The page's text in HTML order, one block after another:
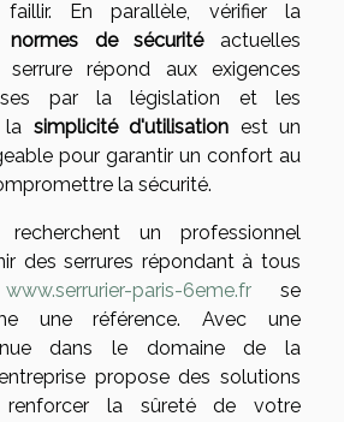
En parallèle, vérifier la
de sécuritéactuelles
répond aux exigences
par la législation et les
la simplicité d'utilisation est un
pour garantir un confort au
la sécurité.
un professionnel
des serrures répondant à tous
www.serrurier-paris-6eme.fr se
une référence. Avec une
dans le domaine de la
propose des solutions
renforcer la sûreté de votre